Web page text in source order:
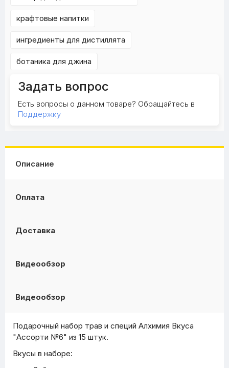
крафтовые напитки
ингредиенты для дистиллята
ботаника для джина
Задать вопрос
Есть вопросы о данном товаре? Обращайтесь в
Поддержку
Описание
Оплата
Доставка
Видеообзор
Видеообзор
Подарочный набор трав и специй Алхимия Вкуса
"Ассорти №6" из 15 штук.
Вкусы в наборе: